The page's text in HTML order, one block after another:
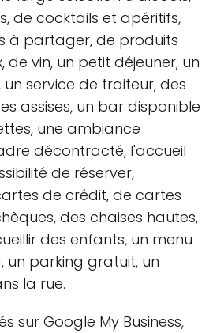
de cocktails et apéritifs,
à partager, de produits
de vin, un petit déjeuner, un
service de traiteur, des
assises, un bar disponible
une ambiance
décontracté, l'accueil
de réserver,
de crédit, de cartes
des chaises hautes,
des enfants, un menu
un parking gratuit, un
la rue.
sur Google My Business,